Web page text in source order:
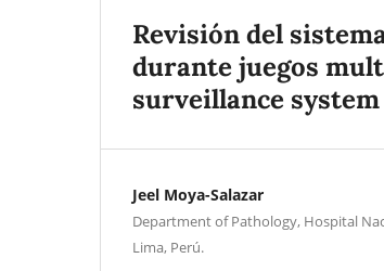
Revisión del
durante juegos
surveillance
Jeel Moya-Salazar
Department of Pathology, Hospital
Lima, Perú.